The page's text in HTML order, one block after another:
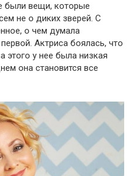
были вещи, которые
не о диких зверей. С
о чем думала
Актриса боялась, что
этого у нее была низкая
она становится все